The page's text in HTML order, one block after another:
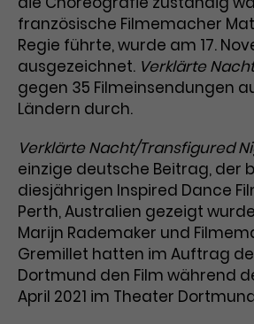
Laufzeit 1 Tag
Zweck
Dieses Cookie wird
Analytics installiert.
wird verwendet, um
Besucher*innen
nutzen, und hilft bei
eines
Performance der
erhobenen Daten
anonymisierter
der Besuche, die
stammen, und die
Seiten.
Name _gcl_aw
Anbieter Google Ads
Laufzeit 3 Monate
Zweck
Dieses Cookie
Informationen zu
dient der Zuordnung
Conversions zu
Kampagnen.
französische Filmemacher
Regie führte, wurde am 17.
ausgezeichnet. Verklärte Nacht
gegen 35 Filmeinsendungen
Ländern durch.
Verklärte Nacht/Transfigured
einzige deutsche Beitrag, der
diesjährigen Inspired Dance
Perth, Australien gezeigt
Marijn Rademaker und
Gremillet hatten im Auftrag
Dortmund den Film während
April 2021 im Theater